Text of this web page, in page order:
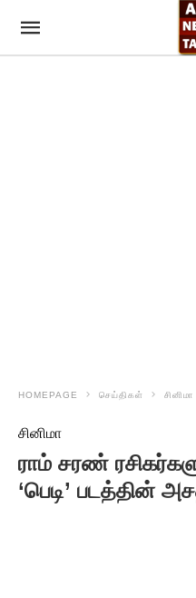
HOMEPAGE செய்திகள் சினிமா
சினிமா
ராம் சரண்
‘பெடி’ படத்தின்